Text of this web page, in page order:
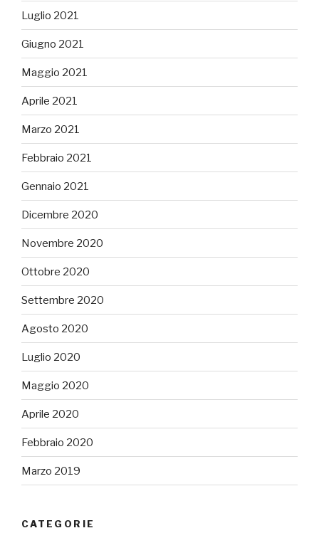
Luglio 2021
Giugno 2021
Maggio 2021
Aprile 2021
Marzo 2021
Febbraio 2021
Gennaio 2021
Dicembre 2020
Novembre 2020
Ottobre 2020
Settembre 2020
Agosto 2020
Luglio 2020
Maggio 2020
Aprile 2020
Febbraio 2020
Marzo 2019
CATEGORIE